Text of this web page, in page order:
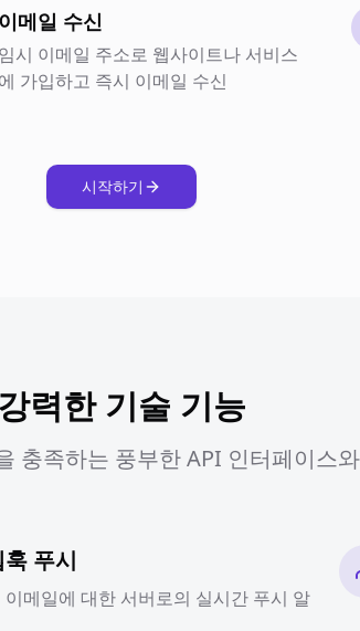
이메일 수신
임시 이메일 주소로 웹사이트나 서비스
에 가입하고 즉시 이메일 수신
시작하기
강력한 기술 기능
충족하는 풍부한 API 인터페이스
훅 푸시
이메일에 대한 서버로의 실시간 푸시 알